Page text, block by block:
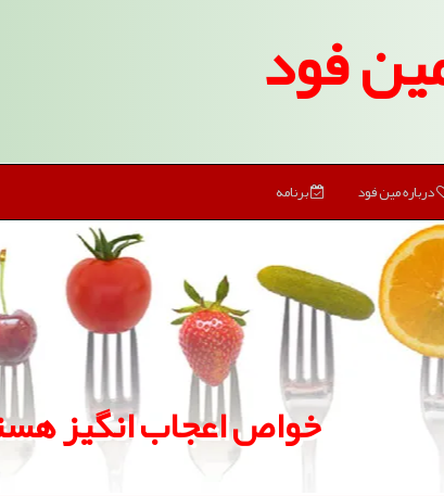
فود
درباره مین فود برنامه
خواص اعجاب انگیز